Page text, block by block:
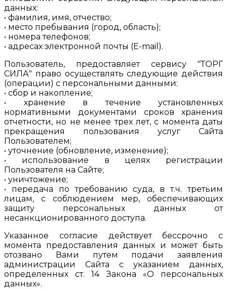
данных:
• фамилия, имя, отчество;
• место пребывания (город, область);
• номера телефонов;
• адресах электронной почты (E-mail).
Пользователь, предоставляет сервису "ТОРГ
СИЛА" право осуществлять следующие действия
(операции) с персональными данными:
• сбор и накопление;
• хранение в течение установленных
нормативными документами сроков хранения
отчетности, но не менее трех лет, с момента даты
прекращения пользования услуг Сайта
Пользователем;
• уточнение (обновление, изменение);
• использование в целях регистрации
Пользователя на Сайте;
• уничтожение;
• передача по требованию суда, в т.ч. третьим
лицам, с соблюдением мер, обеспечивающих
защиту персональных данных от
несанкционированного доступа.
Указанное согласие действует бессрочно с
момента предоставления данных и может быть
отозвано Вами путем подачи заявления
администрации Сайта с указанием данных,
определенных ст. 14 Закона «О персональных
данных».